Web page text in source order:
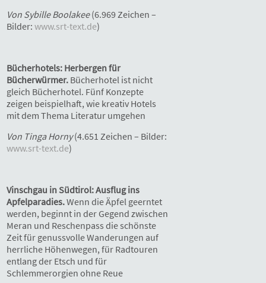
Von Sybille Boolakee(6.969 Zeichen –
Bilder: www.srt-text.de)
Bücherhotels: Herbergen für
Bücherwürmer. Bücherhotel ist nicht
gleich Bücherhotel. Fünf Konzepte
zeigen beispielhaft, wie kreativ Hotels
mit dem Thema Literatur umgehen
Von Tinga Horny(4.651 Zeichen – Bilder:
www.srt-text.de)
Vinschgau in Südtirol: Ausflug ins
Apfelparadies.Wenn die Äpfel geerntet
werden, beginnt in der Gegend zwischen
Meran und Reschenpass die schönste
Zeit für genussvolle Wanderungen auf
herrliche Höhenwegen, für Radtouren
entlang der Etsch und für
Schlemmerorgien ohne Reue